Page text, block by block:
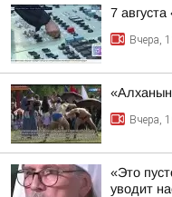
7
Вчера,
Вчера,
«Это
уводит